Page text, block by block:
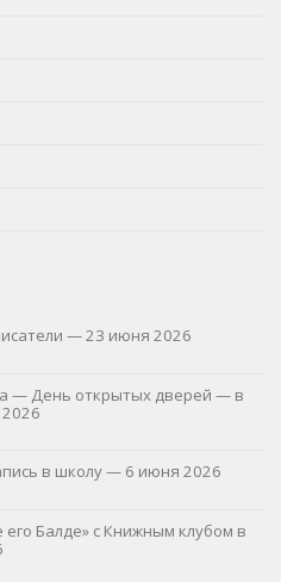
— 23 июня 2026
— День открытых дверей — в
в школу — 6 июня 2026
Балде» с Книжным клубом в